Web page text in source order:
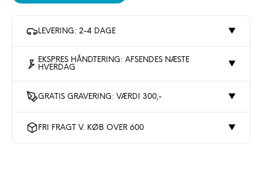
LEVERING: 2-4 DAGE ▼
EKSPRES HÅNDTERING: AFSENDES NÆSTE
HVERDAG
▼
GRATIS GRAVERING: VÆRDI 300,- ▼
FRI FRAGT V. KØB OVER 600 ▼